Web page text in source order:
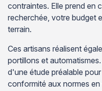
contraintes. Elle prend en
recherchée, votre budget
terrain.
Ces artisans réalisent
portillons et
d'une étude préalable
conformité aux normes